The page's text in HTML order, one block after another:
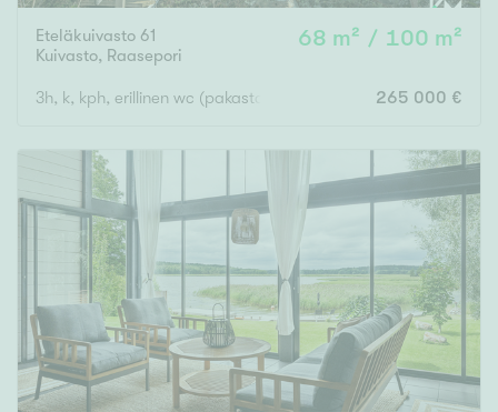
Asuinpinta-ala Kokonaispinta-ala
m²
Rakennusvuosi
Uudiskohteet
Vain uudiskohteet Ei uudiskohteita
Eteläkuivasto 61
Kuivasto, Raasepori
68 m² / 100 m²
3h, k, kph, erillinen wc (pakastava wc) + käyttöullakko
265 000 €